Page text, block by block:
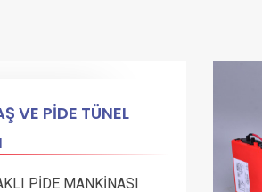
VE PİDE TÜNEL
PİDE MANKİNASI